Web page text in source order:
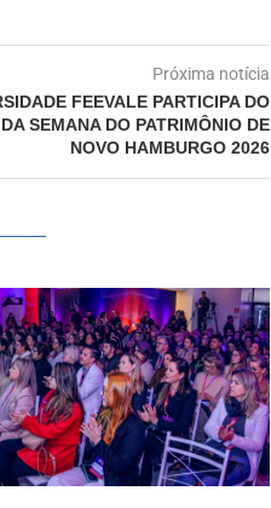
Próxima notícia
FEEVALE PARTICIPA DO
SEMANA DO PATRIMÔNIO DE
NOVO HAMBURGO 2026